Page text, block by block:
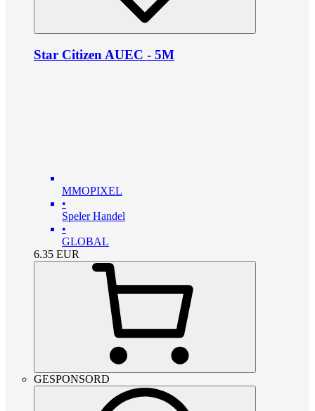
Star Citizen AUEC - 5M
MMOPIXEL
•
Speler Handel
•
GLOBAL
6.35 EUR
GESPONSORD